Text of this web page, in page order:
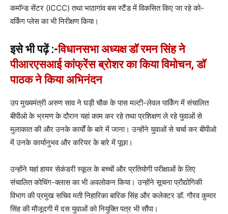
कमॉन्ड सेंटर (ICCC) तथा भाठागांव बस स्टैंड में विकसित किए जा रहे को-
वर्किंग प्लेस का भी निरीक्षण किया।
इसे भी पढ़ें :-विधानसभा अध्यक्ष डॉ रमन सिंह ने
पीआरएसआई कांफ्रेंस ब्रोशर का किया विमोचन, डॉ
पाठक ने किया अभिनंदन
उप मुख्यमंत्री अरुण साव ने घड़ी चौक के पास मल्टी-लेवल पार्किंग में संचालित
बीपीओ के भ्रमण के दौरान यहां काम कर रहे तथा प्रशिक्षण ले रहे युवाओं से
मुलाकात की और उनके कार्यों के बारे में जाना। उन्होंने युवाओं से चर्चा कर बीपीओ
में उनके कार्यानुभव और करियर के बारे में पूछा।
उन्होंने यहां हायर सेकंडरी स्कूल के बच्चों और प्रतियोगी परीक्षाओं के लिए
संचालित कोचिंग-क्लास का भी अवलोकन किया। उन्होंने सूचना प्रौद्योगिकी
विभाग की प्रमुख सचिव मती निहारिका बारिक सिंह और कलेक्टर डॉ. गौरव कुमार
सिंह की मौजूदगी में दस युवाओं को नियुक्ति पत्र भी सौंपा।